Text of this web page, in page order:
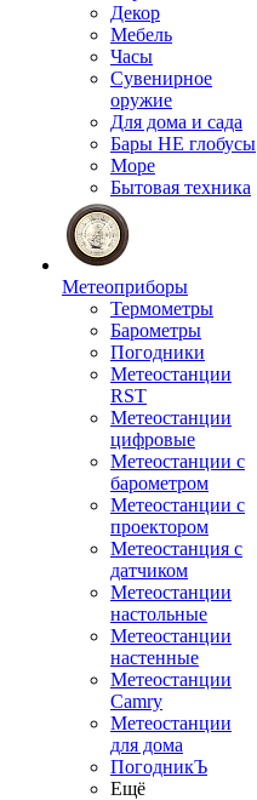
Декор
Мебель
Часы
Сувенирное
оружие
Для дома и сада
Бары НЕ глобусы
Море
Бытовая техника
Метеоприборы
Термометры
Барометры
Погодники
Метеостанции
RST
Метеостанции
цифровые
Метеостанции с
барометром
Метеостанции с
проектором
Метеостанция с
датчиком
Метеостанции
настольные
Метеостанции
настенные
Метеостанции
Camry
Метеостанции
для дома
ПогодникЪ
Ещё